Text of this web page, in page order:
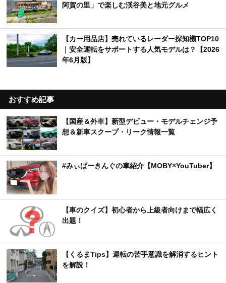
阿賀の里」で楽しむ渓谷美と地元グルメ
【カー用品店】売れているレーダー探知機TOP10
｜安全運転をサポートする人気モデルは？【2026
年6月版】
おすすめ記事
【国産＆外車】新型デビュー・モデルチェンジ予
想＆新車スクープ・リーク情報一覧
#みぃぱーきんぐの車紹介【MOBY×YouTuber】
【車のクイズ】初心者から上級者向けまで幅広く
出題！
【くるまTips】運転の苦手意識を解消するヒント
を解説！